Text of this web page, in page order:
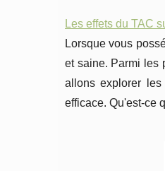
Les effets du TAC
Lorsque vous
et saine. Parmi les
allons explorer les
efficace. Qu'est-ce